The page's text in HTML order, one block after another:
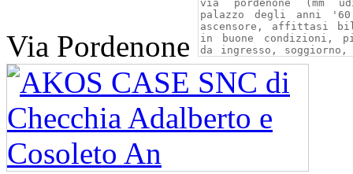
Via Pordenone